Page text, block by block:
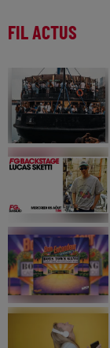
FIL ACTUS